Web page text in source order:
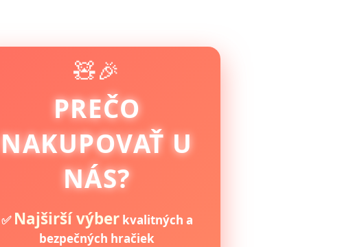
🧸🎉
PREČO
NAKUPOVAŤ U
NÁS?
✅ Najširší výberkvalitných a
bezpečných hračiek